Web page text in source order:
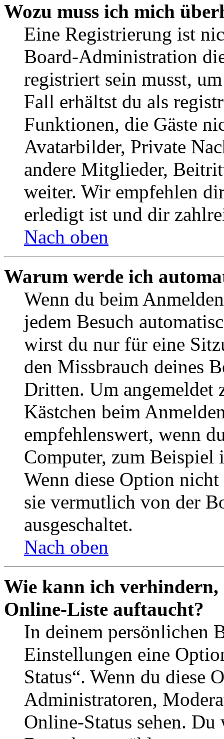
Wozu muss ich mich
Eine Registrierung ist
Board-Administration
registriert sein musst,
Fall erhältst du als
Funktionen, die Gäste
Avatarbilder, Private
andere Mitglieder,
weiter. Wir empfehlen
erledigt ist und dir
Nach oben
Warum werde ich
Wenn du beim
jedem Besuch
wirst du nur für eine
den Missbrauch deines
Dritten. Um angemeldet
Kästchen beim
empfehlenswert, wenn
Computer, zum Beispiel
Wenn diese Option
sie vermutlich von der
ausgeschaltet.
Nach oben
Wie kann ich verhindern,
Online-Liste auftaucht?
In deinem persönlichen
Einstellungen eine
Status“. Wenn du diese
Administratoren,
Online-Status sehen.